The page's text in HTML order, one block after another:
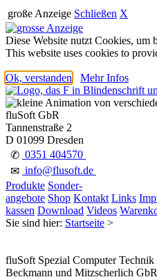
große Anzeige Schließen X
Diese Website nutzt Cookies, um
This website uses cookies to
Ok, verstanden Mehr Infos
fluSoft GbR
Tannenstraße 2
D 01099 Dresden
✆ 0351 404570
✉ info@flusoft.de
Produkte Sonder-
angebote Shop Kontakt Links
kassen Download Videos
Sie sind hier: Startseite >
fluSoft Spezial Computer Technik
Beckmann und Mitzscherlich GbR